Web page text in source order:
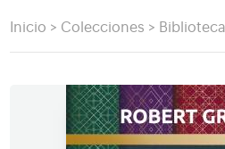
Inicio > Colecciones >